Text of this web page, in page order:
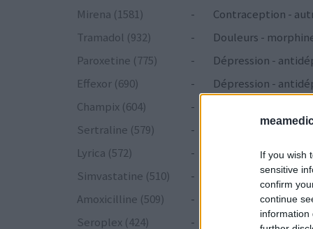
If you wish
sensitive
confirm
continue
information
Mirena (1581)
-
Contraception -
Tramadol (932)
-
Douleurs -
Paroxetine (775)
-
Dépression -
Effexor (690)
-
Dépression -
Champix (604)
-
Sertraline (579)
-
Dépression -
Lyrica (572)
-
Simvastatine (510)
-
Cholestérol
Amoxicilline (509)
-
Antibiotiques -
Seroplex (424)
-
Dépression -